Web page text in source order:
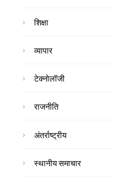
शिक्षा
व्यापार
टेक्नोलॉजी
राजनीति
अंतर्राष्ट्रीय
स्थानीय समाचार